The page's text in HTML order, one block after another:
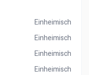
Einheimisch
Einheimisch
Einheimisch
Einheimisch